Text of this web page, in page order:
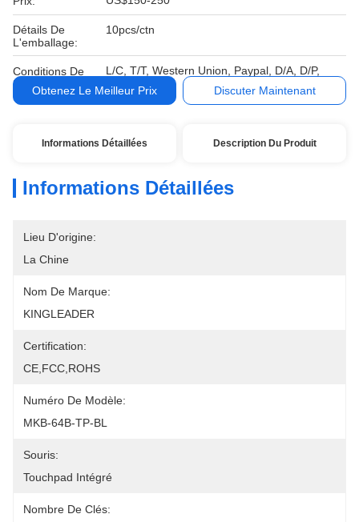
Détails De
L'emballage:
10pcs/ctn
Conditions De
Paiement:
L/C, T/T, Western Union, Paypal, D/A, D/P,
Obtenez Le Meilleur Prix Discuter Maintenant
Informations Détaillées Description Du Produit
Informations Détaillées
Lieu D'origine:
La Chine
Nom De Marque:
KINGLEADER
Certification:
CE,FCC,ROHS
Numéro De Modèle:
MKB-64B-TP-BL
Souris:
Touchpad Intégré
Nombre De Clés: